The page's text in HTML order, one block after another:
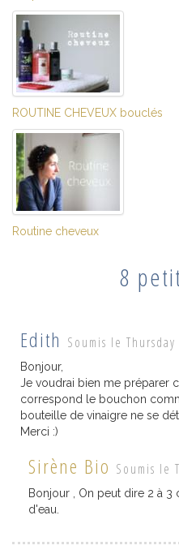
ROUTINE CHEVEUX bouclés
Routine cheveux
8
Edith Soumis le
Bonjour,
Je voudrai bien me préparer
correspond le bouchon
bouteille de vinaigre ne se
Merci :)
Sirène Bio Soumis le
Bonjour , On peut dire 2 à
d'eau.